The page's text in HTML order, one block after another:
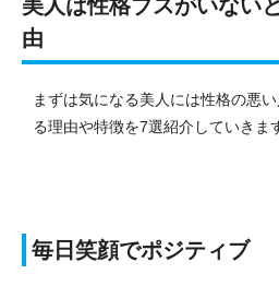
美人は性格ブスがいない
由
まずは気になる美人には性格の悪
る理由や特徴を7選紹介していきま
毎日笑顔でポジティブ